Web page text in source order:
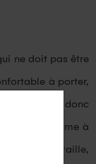
ne doit pas être
à porter,
Il est donc
de la femme à
sûr de sa taille,